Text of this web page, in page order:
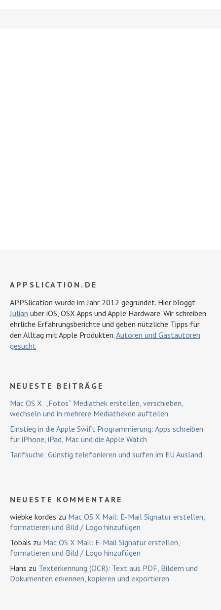
APPSLICATION.DE
APPSlication wurde im Jahr 2012 gegründet. Hier bloggt
Julian über iOS, OSX Apps und Apple Hardware. Wir schreiben
ehrliche Erfahrungsberichte und geben nützliche Tipps für
den Alltag mit Apple Produkten.Autoren und Gastautoren
gesucht
NEUESTE BEITRÄGE
Mac OS X: „Fotos“ Mediathek erstellen, verschieben,
wechseln und in mehrere Mediatheken aufteilen
Einstieg in die Apple Swift Programmierung: Apps schreiben
für iPhone, iPad, Mac und die Apple Watch
Tarifsuche: Günstig telefonieren und surfen im EU Ausland
NEUESTE KOMMENTARE
wiebke kordes zu Mac OS X Mail: E-Mail Signatur erstellen,
formatieren und Bild / Logo hinzufügen
Tobais zu Mac OS X Mail: E-Mail Signatur erstellen,
formatieren und Bild / Logo hinzufügen
Hans zu Texterkennung (OCR): Text aus PDF, Bildern und
Dokumenten erkennen, kopieren und exportieren